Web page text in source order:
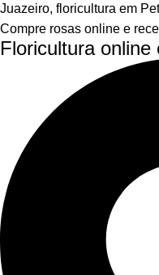
Compre rosas online e
Floricultura